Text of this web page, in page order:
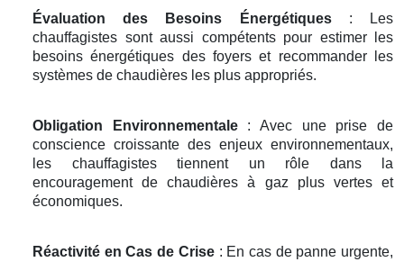
Évaluation des Besoins Énergétiques: Les
chauffagistes sont aussi compétents pour estimer les
besoins énergétiques des foyers et recommander les
systèmes de chaudières les plus appropriés.
Obligation Environnementale: Avec une prise de
conscience croissante des enjeux environnementaux,
les chauffagistes tiennent un rôle dans la
encouragement de chaudières à gaz plus vertes et
économiques.
Réactivité en Cas de Crise: En cas de panne urgente,